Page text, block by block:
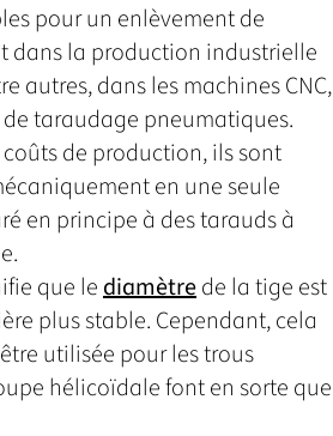
pour un enlèvement de
dans la production industrielle
autres, dans les machines CNC,
de taraudage pneumatiques.
de production, ils sont
en une seule
en principe à des tarauds à
que le diamètrede la tige est
plus stable. Cependant, cela
utilisée pour les trous
hélicoïdale font en sorte que